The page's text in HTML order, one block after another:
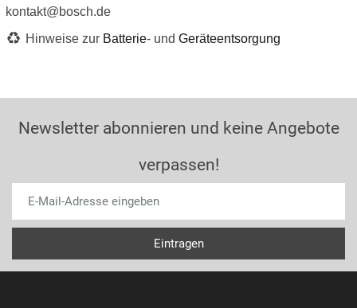
kontakt@bosch.de
Hinweise zur Batterie- und Geräteentsorgung
Newsletter abonnieren und keine Angebote
verpassen!